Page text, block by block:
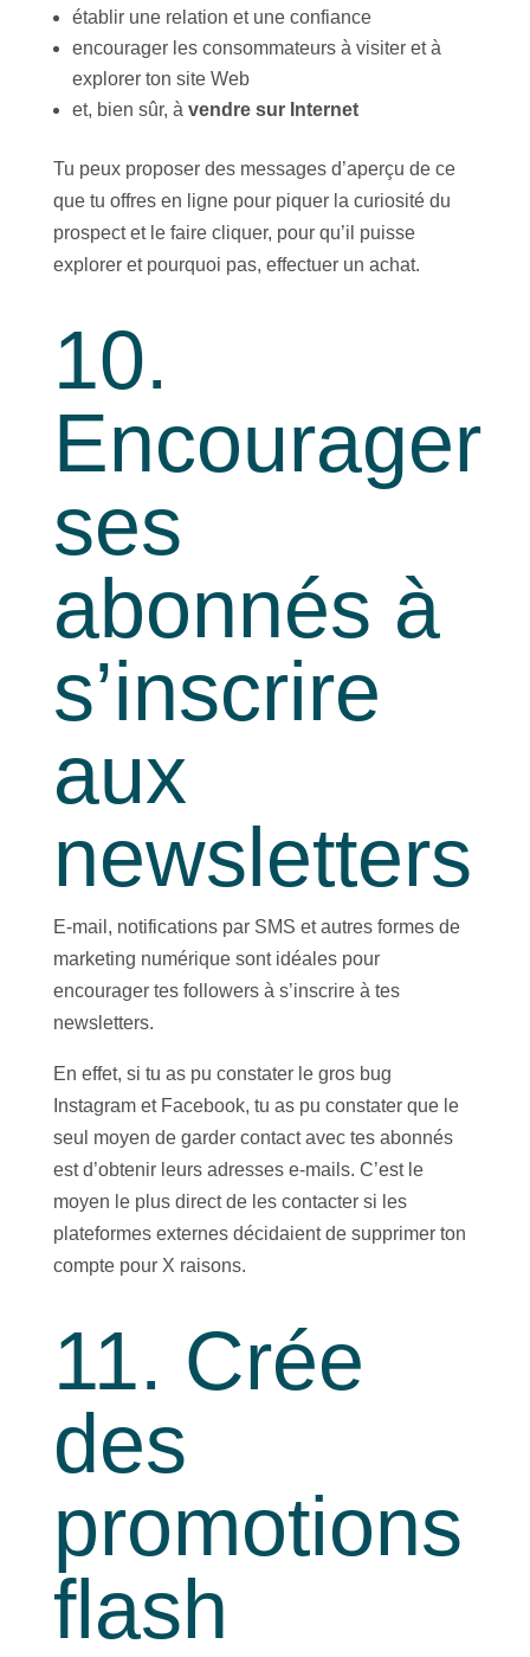
établir une relation et une confiance
encourager les consommateurs à visiter et à
explorer ton site Web
et, bien sûr, à vendre sur Internet
Tu peux proposer des messages d’aperçu de ce
que tu offres en ligne pour piquer la curiosité du
prospect et le faire cliquer, pour qu’il puisse
explorer et pourquoi pas, effectuer un achat.
10.
Encourager
ses
abonnés à
s’inscrire
aux
newsletters
E-mail, notifications par SMS et autres formes de
marketing numérique sont idéales pour
encourager tes followers à s’inscrire à tes
newsletters.
En effet, si tu as pu constater le gros bug
Instagram et Facebook, tu as pu constater que le
seul moyen de garder contact avec tes abonnés
est d’obtenir leurs adresses e-mails. C’est le
moyen le plus direct de les contacter si les
plateformes externes décidaient de supprimer ton
compte pour X raisons.
11. Crée
des
promotions
flash